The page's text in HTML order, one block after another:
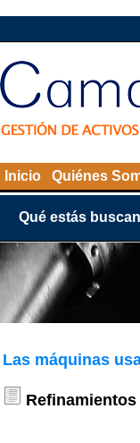
Inicio Quiénes
Qué estás
Las máquinas